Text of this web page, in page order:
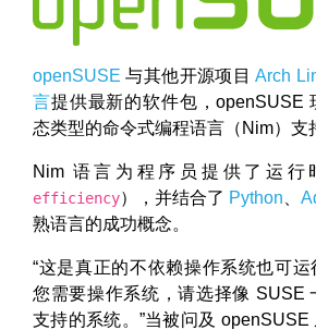
openSUSE 与其他开源项目Arch
言提供最新的软件包，openSUSE
态类型的命令式编程语言（Nim）支
Nim 语言为程序员提供了运行
efficiency），并结合了 Python
熟语言的成功概念。
“这是真正的不依赖操作系统也可
您需要操作系统，请选择像 SUSE
支持的系统。”当被问及